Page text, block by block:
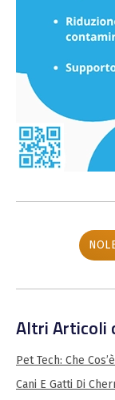
Altri Articoli
Pet Tech: Che
Cani E Gatti Di